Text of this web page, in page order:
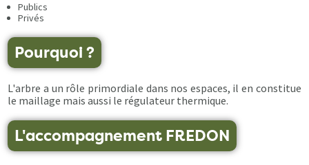
Publics
Privés
Pourquoi ?
L'arbre a un rôle primordiale dans nos espaces, il en constitue
le maillage mais aussi le régulateur thermique.
L'accompagnement FREDON